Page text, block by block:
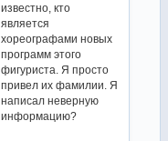
известно, кто
является
хореографами новых
программ этого
фигуриста. Я просто
привел их фамилии. Я
написал неверную
информацию?